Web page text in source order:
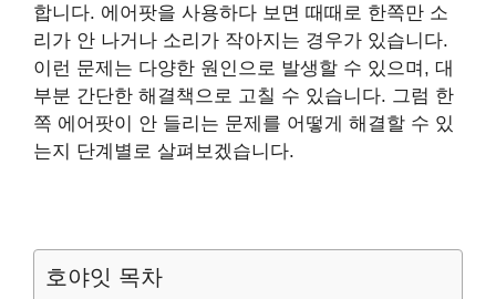
합니다. 에어팟을 사용하다 보면 때때로 한쪽만 소
리가 안 나거나 소리가 작아지는 경우가 있습니다.
이런 문제는 다양한 원인으로 발생할 수 있으며, 대
부분 간단한 해결책으로 고칠 수 있습니다. 그럼 한
쪽 에어팟이 안 들리는 문제를 어떻게 해결할 수 있
는지 단계별로 살펴보겠습니다.
호야잇 목차